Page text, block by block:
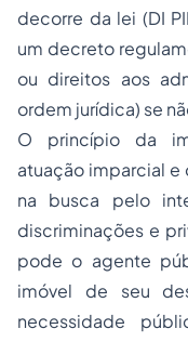
decorre da lei (DI
um decreto
ou direitos aos
ordem jurídica) se
O princípio da
atuação imparcial e
na busca pelo
discriminações e
pode o agente
imóvel de seu
necessidade